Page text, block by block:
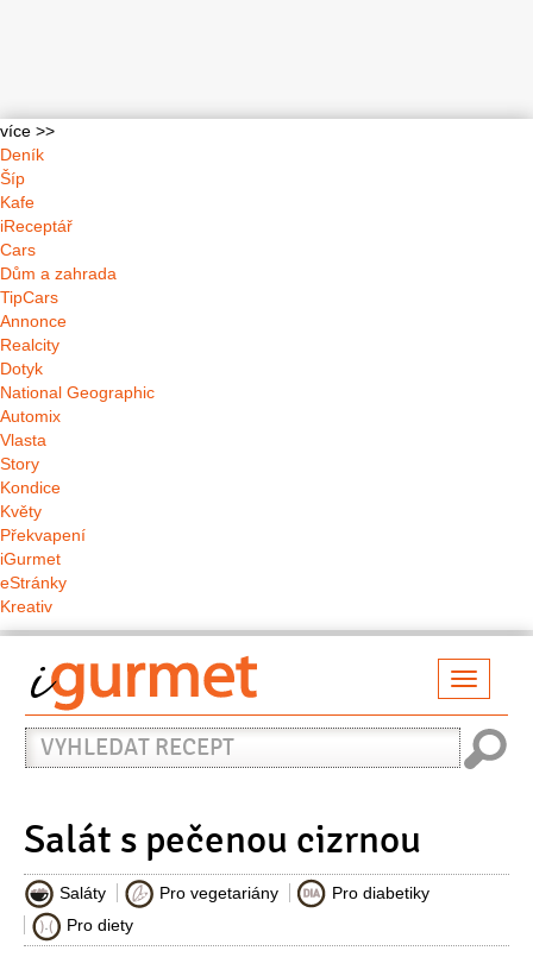
více >>
Deník
Šíp
Kafe
iReceptář
Cars
Dům a zahrada
TipCars
Annonce
Realcity
Dotyk
National Geographic
Automix
Vlasta
Story
Kondice
Květy
Překvapení
iGurmet
eStránky
Kreativ
Vyhledat
recept
Salát s pečenou cizrnou
Saláty Pro vegetariány
Pro diabetiky
Pro diety